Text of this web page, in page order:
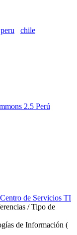
peru chile
2.5 Perú
Centro de Servicios TI
/ Tipo de
de Información (